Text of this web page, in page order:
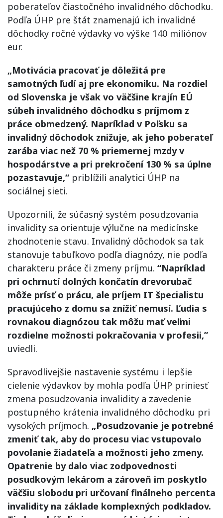
poberateľov čiastočného invalidného dôchodku.
Podľa ÚHP pre štát znamenajú ich invalidné
dôchodky ročné výdavky vo výške 140 miliónov
eur.
„Motivácia pracovať je dôležitá pre
samotných ľudí aj pre ekonomiku. Na rozdiel
od Slovenska je však vo väčšine krajín EÚ
súbeh invalidného dôchodku s príjmom z
práce obmedzený. Napríklad v Poľsku sa
invalidný dôchodok znižuje, ak jeho poberateľ
zarába viac než 70 % priemernej mzdy v
hospodárstve a pri prekročení 130 % sa úplne
pozastavuje,“ priblížili analytici ÚHP na
sociálnej sieti.
Upozornili, že súčasný systém posudzovania
invalidity sa orientuje výlučne na medicínske
zhodnotenie stavu. Invalidný dôchodok sa tak
stanovuje tabuľkovo podľa diagnózy, nie podľa
charakteru práce či zmeny príjmu. “Napríklad
pri ochrnutí dolných končatín drevorubač
môže prísť o prácu, ale príjem IT špecialistu
pracujúceho z domu sa znížiť nemusí. Ľudia s
rovnakou diagnózou tak môžu mať veľmi
rozdielne možnosti pokračovania v profesii,”
uviedli.
Spravodlivejšie nastavenie systému i lepšie
cielenie výdavkov by mohla podľa ÚHP priniesť
zmena posudzovania invalidity a zavedenie
postupného krátenia invalidného dôchodku pri
vysokých príjmoch. „Posudzovanie je potrebné
zmeniť tak, aby do procesu viac vstupovalo
povolanie žiadateľa a možnosti jeho zmeny.
Opatrenie by dalo viac zodpovednosti
posudkovým lekárom a zároveň im poskytlo
väčšiu slobodu pri určovaní finálneho percenta
invalidity na základe komplexných podkladov.